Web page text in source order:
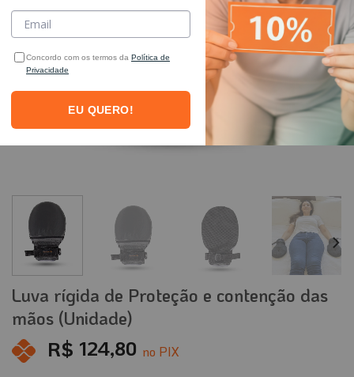
Luva rígida de Proteção e contenção das
mãos (Unidade)
R$ 124,80 no PIX
Concordo com os termos da Política de
Privacidade
EU QUERO!